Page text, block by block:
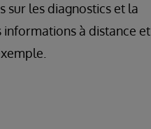
sur les diagnostics et la
à distance et